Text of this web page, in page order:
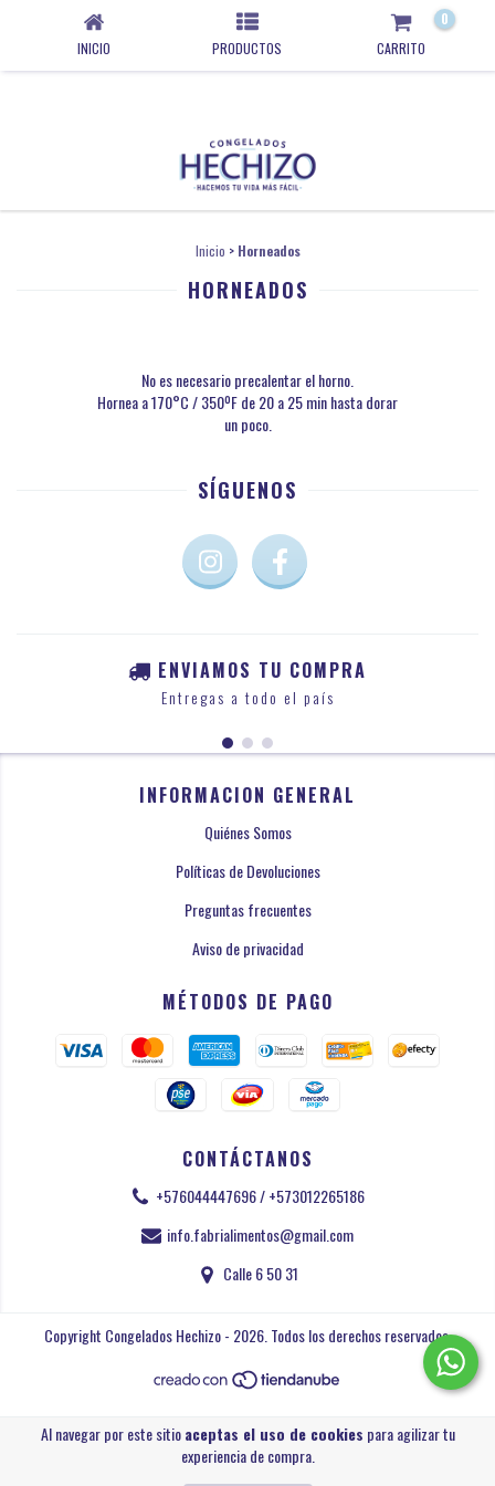
INICIO PRODUCTOS CARRITO
0
Al navegar por este sitioaceptas el uso de cookies para agilizar tu
experiencia de compra.
Inicio > Horneados
HORNEADOS
No es necesario precalentar el horno.
Hornea a 170°C / 350ºF de 20 a 25 min hasta dorar
un poco.
SÍGUENOS
ENVIAMOS TU COMPRA
Entregas a todo el país
INFORMACION GENERAL
Quiénes Somos
Políticas de Devoluciones
Preguntas frecuentes
Aviso de privacidad
MÉTODOS DE PAGO
CONTÁCTANOS
+576044447696 / +573012265186
info.fabrialimentos@gmail.com
Calle 6 50 31
Copyright Congelados Hechizo - 2026. Todos los derechos reservados.